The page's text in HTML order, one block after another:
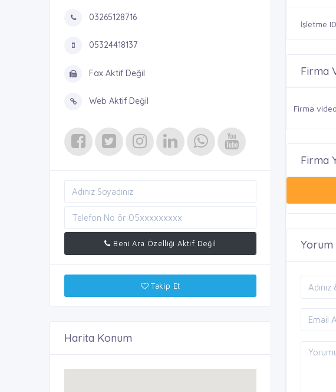
03265128716
05324418137
Fax Aktif Değil
Web Aktif Değil
Beni Ara Özelliği Aktif Değil
Takip Et
Harita Konum
İşletme
Firma
Firma
Firma
Yorum